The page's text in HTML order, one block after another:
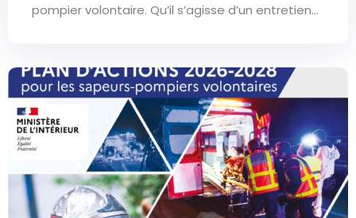
pompier volontaire. Qu’il s’agisse d’un entretien...